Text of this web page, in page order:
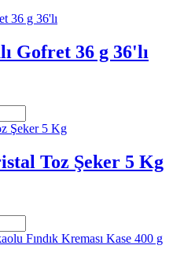
Gofret 36 g 36'lı
Toz Şeker 5 Kg